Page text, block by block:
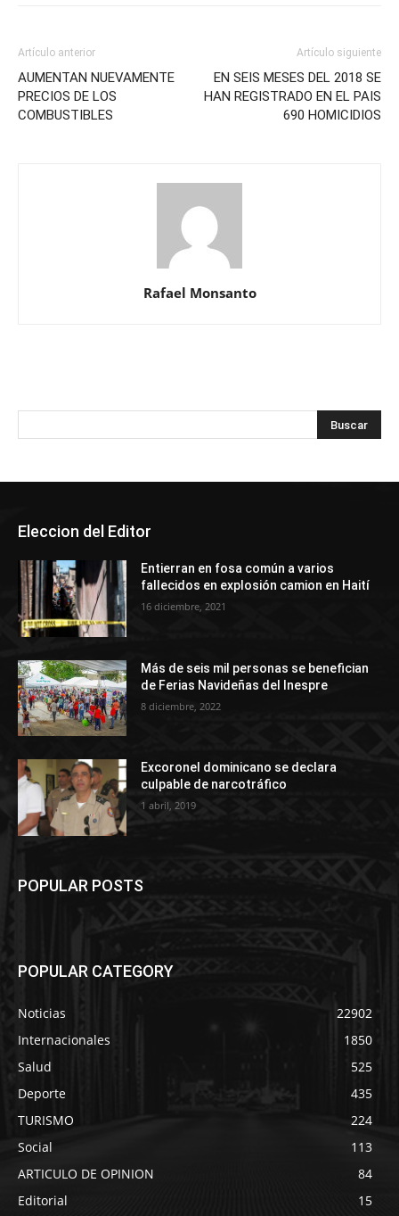
Artículo anterior
AUMENTAN NUEVAMENTE
PRECIOS DE LOS
COMBUSTIBLES
Artículo siguiente
EN SEIS MESES DEL 2018 SE
HAN REGISTRADO EN EL PAIS
690 HOMICIDIOS
Rafael Monsanto
Eleccion del Editor
Entierran en fosa común a varios
fallecidos en explosión camion en Haití
16 diciembre, 2021
Más de seis mil personas se benefician
de Ferias Navideñas del Inespre
8 diciembre, 2022
Excoronel dominicano se declara
culpable de narcotráfico
1 abril, 2019
POPULAR POSTS
POPULAR CATEGORY
Noticias
22902
Internacionales
1850
Salud
525
Deporte
435
TURISMO
224
Social
113
ARTICULO DE OPINION
84
Editorial
15